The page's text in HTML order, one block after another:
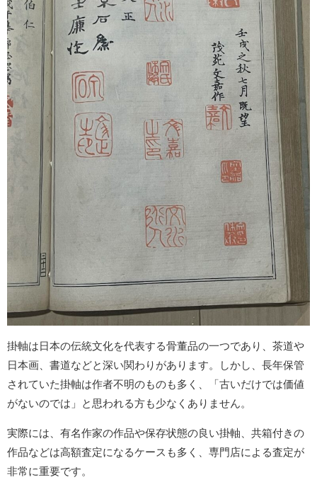
掛軸は日本の伝統文化を代表する骨董品の一つであり、茶道や
日本画、書道などと深い関わりがあります。しかし、長年保管
されていた掛軸は作者不明のものも多く、「古いだけでは価値
がないのでは」と思われる方も少なくありません。
実際には、有名作家の作品や保存状態の良い掛軸、共箱付きの
作品などは高額査定になるケースも多く、専門店による査定が
非常に重要です。